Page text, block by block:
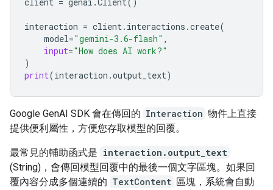
interaction = client. interactions .create(
model="gemini-3.6-flash" ,
input="How does AI work?"
)
print(interaction .output_text)
Google GenAI SDK 會在傳回的 Interaction 物件上直接
提供便利屬性，方便您存取模型的回覆。
最常見的輔助函式是 interaction.output_text
(String)，會傳回模型回覆中的最後一個文字區塊。如果回
覆內容分成多個連續的 TextContent 區塊，系統會自動